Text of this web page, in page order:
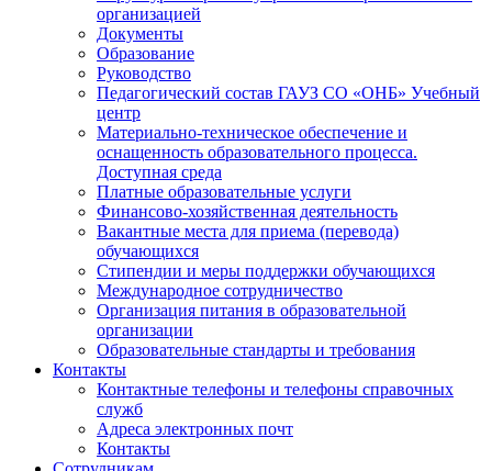
организацией
Документы
Образование
Руководство
Педагогический состав ГАУЗ СО «ОНБ» Учебный
центр
Материально-техническое обеспечение и
оснащенность образовательного процесса.
Доступная среда
Платные образовательные услуги
Финансово-хозяйственная деятельность
Вакантные места для приема (перевода)
обучающихся
Стипендии и меры поддержки обучающихся
Международное сотрудничество
Организация питания в образовательной
организации
Образовательные стандарты и требования
Контакты
Контактные телефоны и телефоны справочных
служб
Адреса электронных почт
Контакты